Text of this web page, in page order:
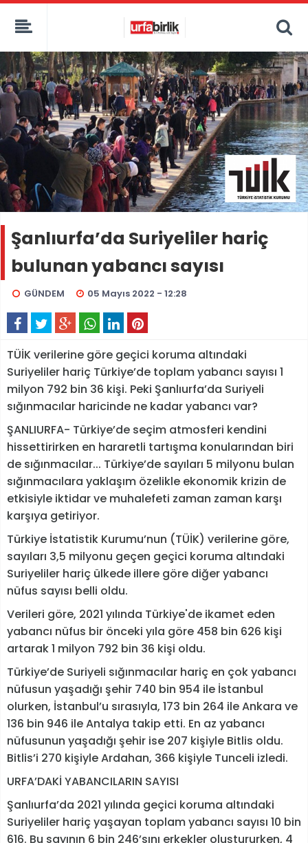
Şanlıurfa’da Suriyeliler hariç
bulunan yabancı sayısı
GÜNDEM 05 Mayıs 2022 - 12:28
TÜİK verilerine göre geçici koruma altındaki
Suriyeliler hariç Türkiye’de toplam yabancı sayısı 1
milyon 792 bin 36 kişi. Peki Şanlıurfa’da Suriyeli
sığınmacılar haricinde ne kadar yabancı var?
ŞANLIURFA- Türkiye’de seçim atmosferi kendini
hissettirirken en hararetli tartışma konularından biri
de sığınmacılar... Türkiye’de sayıları 5 milyonu bulan
sığınmacılara yaklaşım özelikle ekonomik krizin de
etkisiyle iktidar ve muhalefeti zaman zaman karşı
karşıya getiriyor.
Türkiye İstatistik Kurumu’nun (TÜİK) verilerine göre,
sayıları 3,5 milyonu geçen geçici koruma altındaki
Suriyeliler hariç ülkede illere göre diğer yabancı
nüfus sayısı belli oldu.
Verileri göre, 2021 yılında Türkiye'de ikamet eden
yabancı nüfus bir önceki yıla göre 458 bin 626 kişi
artarak 1 milyon 792 bin 36 kişi oldu.
Türkiye’de Suriyeli sığınmacılar hariç en çok yabancı
nüfusun yaşadığı şehir 740 bin 954 ile İstanbul
olurken, İstanbul’u sırasıyla, 173 bin 264 ile Ankara ve
136 bin 946 ile Antalya takip etti. En az yabancı
nüfusunun yaşadığı şehir ise 207 kişiyle Bitlis oldu.
Bitlis’i 270 kişiyle Ardahan, 366 kişiyle Tunceli izledi.
URFA’DAKİ YABANCILARIN SAYISI
Şanlıurfa’da 2021 yılında geçici koruma altındaki
Suriyeliler hariç yaşayan toplam yabancı sayısı 10 bin
616. Bu sayının 6 bin 246’sını erkekler oluştururken, 4